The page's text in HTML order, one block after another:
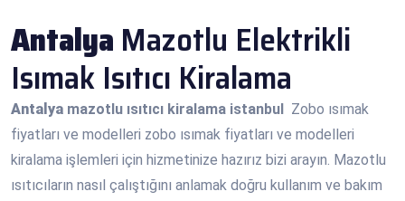
Antalya Mazotlu Elektrikli
Isımak Isıtıcı Kiralama
Antalya mazotlu ısıtıcı kiralama istanbul
Zobo ısımak
fiyatları ve modelleri zobo ısımak fiyatları ve modelleri
kiralama işlemleri için hizmetinize hazırız bizi arayın. Mazotlu
ısıtıcıların nasıl çalıştığını anlamak doğru kullanım ve bakım